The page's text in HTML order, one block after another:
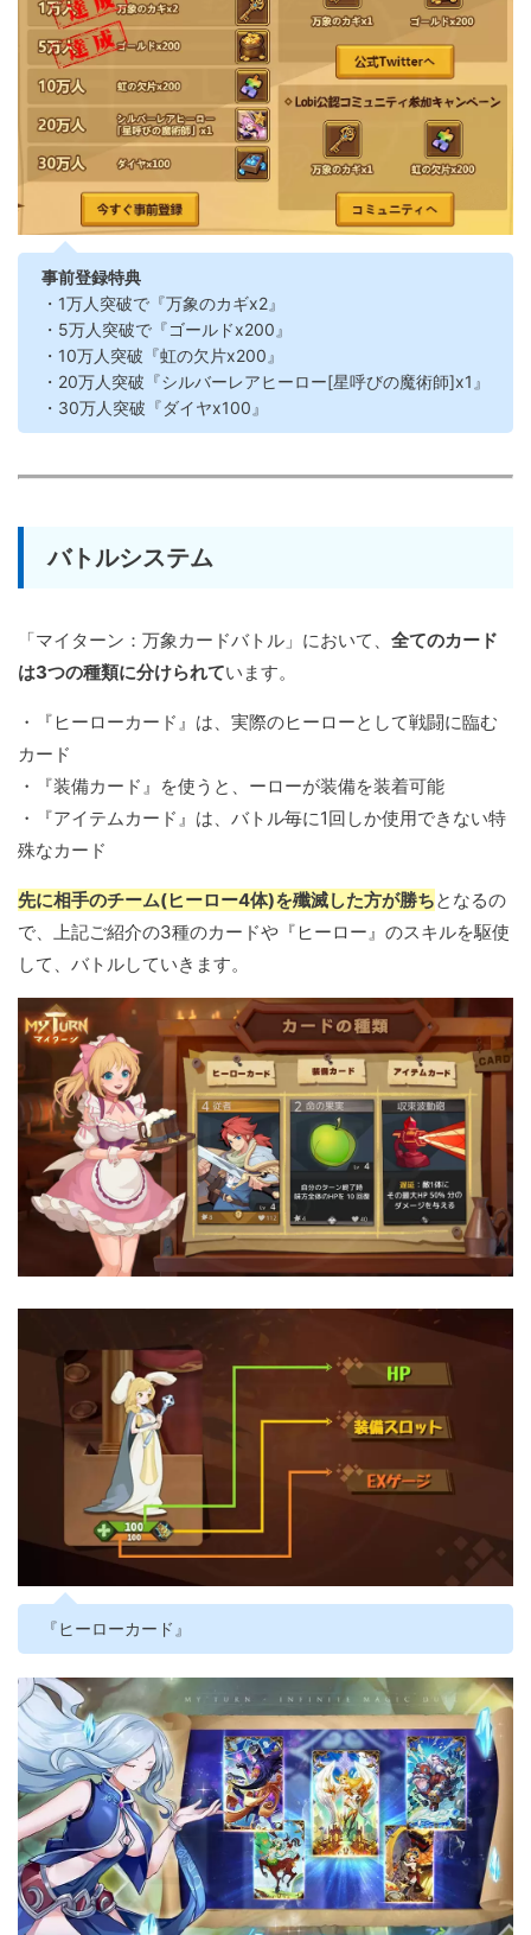
事前登録特典
・1万人突破で『万象のカギx2』
・5万人突破で『ゴールドx200』
・10万人突破『虹の欠片x200』
・20万人突破『シルバーレアヒーロー[星呼びの魔術師]x1』
・30万人突破『ダイヤx100』
バトルシステム
「マイターン：万象カードバトル」において、 全てのカード
は3つの種類に分けられています。
・『ヒーローカード』は、実際のヒーローとして戦闘に臨む
カード
・『装備カード』を使うと、ーローが装備を装着可能
・『アイテムカード』は、バトル毎に1回しか使用できない特
殊なカード
先に相手のチーム(ヒーロー4体)を殲滅した方が勝ちとなるの
で、上記ご紹介の3種のカードや『ヒーロー』のスキルを駆使
して、バトルしていきます。
『ヒーローカード』